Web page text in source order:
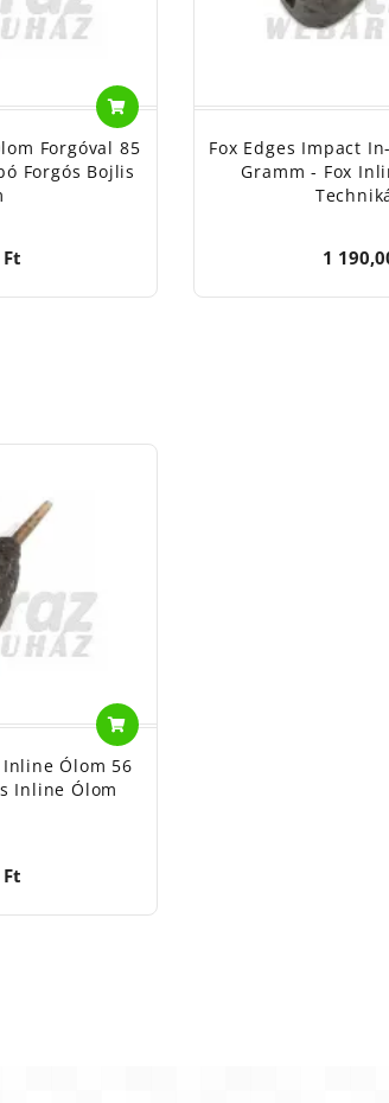
Forgóval 85
Forgós Bojlis
Fox Edges Impact
Gramm - Fox
1
Inline Ólom 56
Inline Ólom